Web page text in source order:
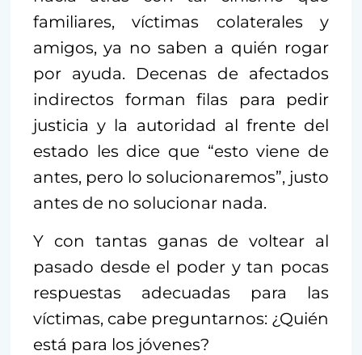
familiares, víctimas colaterales y
amigos, ya no saben a quién rogar
por ayuda. Decenas de afectados
indirectos forman filas para pedir
justicia y la autoridad al frente del
estado les dice que “esto viene de
antes, pero lo solucionaremos”, justo
antes de no solucionar nada.
Y con tantas ganas de voltear al
pasado desde el poder y tan pocas
respuestas adecuadas para las
víctimas, cabe preguntarnos: ¿Quién
está para los jóvenes?